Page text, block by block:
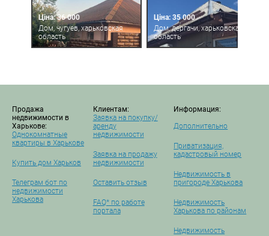
Ціна: 36 000
Дом, чугуев, харьковская
область
Ціна: 35 000
Дом, дергачи, харьковская
область
Продажа
недвижимости в
Харькове:
Однокомнатные
квартиры в Харькове
Купить дом Харьков
Телеграм бот по
недвижимости
Харькова
Клиентам:
Заявка на покупку/
аренду
недвижимости
Заявка на продажу
недвижимости
Оставить отзыв
FAQ* по работе
портала
Информация:
Дополнительно
Приватизация,
кадастровый номер
Недвижимость в
пригороде Харькова
Недвижимость
Харькова по районам
Недвижимость